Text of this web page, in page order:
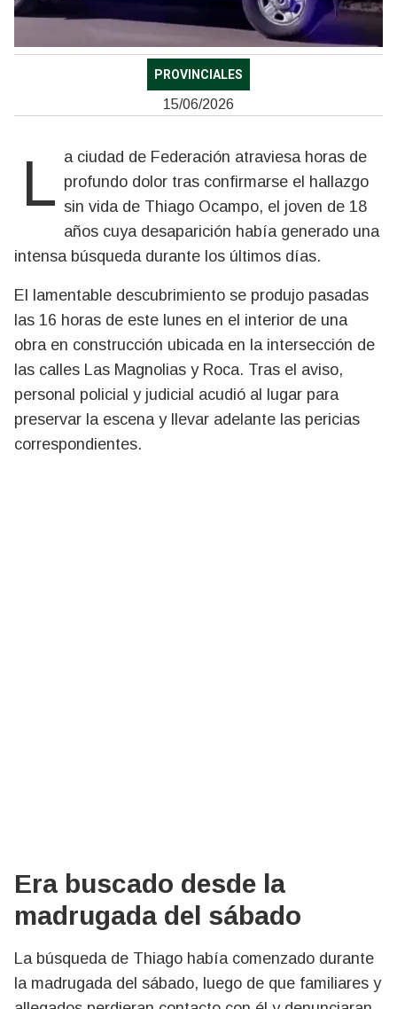
PROVINCIALES
15/06/2026
La ciudad de Federación atraviesa horas de profundo dolor tras confirmarse el hallazgo
sin vida de Thiago Ocampo, el joven de 18
años cuya desaparición había generado una
intensa búsqueda durante los últimos días.
El lamentable descubrimiento se produjo pasadas
las 16 horas de este lunes en el interior de una
obra en construcción ubicada en la intersección de
las calles Las Magnolias y Roca. Tras el aviso,
personal policial y judicial acudió al lugar para
preservar la escena y llevar adelante las pericias
correspondientes.
Era buscado desde la
madrugada del sábado
La búsqueda de Thiago había comenzado durante
la madrugada del sábado, luego de que familiares y